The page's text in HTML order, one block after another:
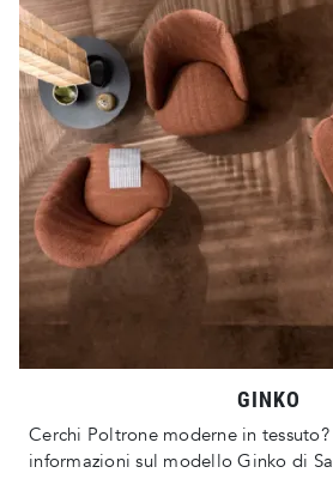
GINKO
Cerchi Poltrone moderne in
informazioni sul modello Ginko di